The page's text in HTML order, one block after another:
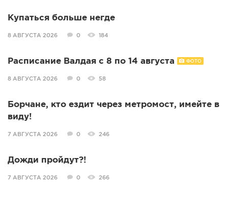
Купаться больше негде
8 АВГУСТА 2026 0 184
Расписание Валдая с 8 по 14 августа ФОТО
8 АВГУСТА 2026 0 58
Борчане, кто ездит через метромост, имейте в
виду!
7 АВГУСТА 2026 0 246
Дожди пройдут?!
7 АВГУСТА 2026 0 266